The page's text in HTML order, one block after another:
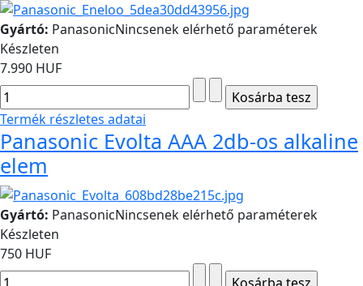
Gyártó: PanasonicNincsenek elérhető paraméterek
Készleten
7.990 HUF
Termék részletes adatai
Panasonic Evolta AAA 2db-os alkaline
elem
Gyártó: PanasonicNincsenek elérhető paraméterek
Készleten
750 HUF